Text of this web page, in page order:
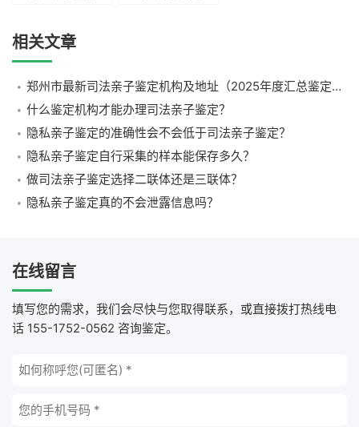
相关文章
郑州市最新司法亲子鉴定机构及地址（2025年度汇总鉴定所）
什么鉴定机构才能办理司法亲子鉴定？
隐私亲子鉴定的准确性会不会低于司法亲子鉴定？
隐私亲子鉴定自行采集的样本能保存多久？
做司法亲子鉴定选择二联体还是三联体？
隐私亲子鉴定真的不会泄露信息吗？
在线留言
填写您的需求，我们会尽快与您取得联系，或直接拨打热线电
话 155-1752-0562 咨询鉴定。